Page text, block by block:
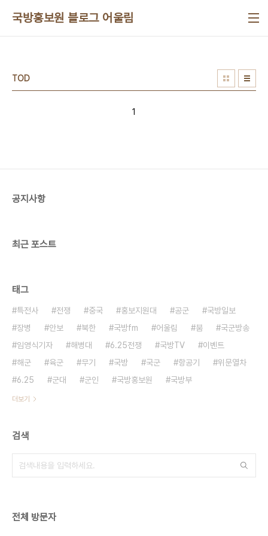
국방홍보원 블로그 어울림
TOD
1
공지사항
최근 포스트
태그
특전사 전쟁 중국 홍보지원대 공군
국방일보
장병
안보 북한 국방fm 어울림 붐
국군방송
임영식기자
해병대 6.25전쟁 국방TV
이벤트
해군
육군 무기 국방 국군 항공기
위문열차
6.25
군대 군인 국방홍보원 국방부
더보기
검색
전체 방문자